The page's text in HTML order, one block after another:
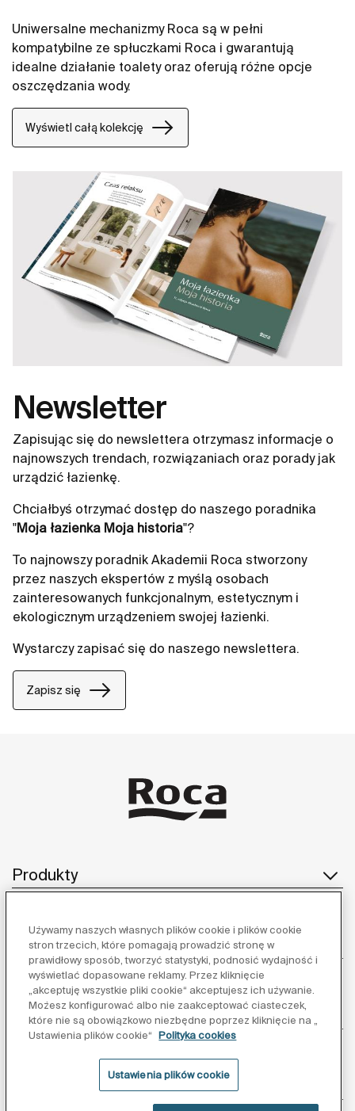
Uniwersalne mechanizmy Roca są w pełni
kompatybilne ze spłuczkami Roca i gwarantują
idealne działanie toalety oraz oferują różne opcje
oszczędzania wody.
Wyświetl całą kolekcję
Newsletter
Zapisując się do newslettera otrzymasz informacje o
najnowszych trendach, rozwiązaniach oraz porady jak
urządzić łazienkę.
Chciałbyś otrzymać dostęp do naszego poradnika
"Moja łazienka Moja historia"?
To najnowszy poradnik Akademii Roca stworzony
przez naszych ekspertów z myślą osobach
zainteresowanych funkcjonalnym, estetycznym i
ekologicznym urządzeniem swojej łazienki.
Wystarczy zapisać się do naszego newslettera.
Zapisz się
Produkty
Obsługa klienta
O nas
Używamy naszych własnych plików cookie i plików cookie
stron trzecich, które pomagają prowadzić stronę w
prawidłowy sposób, tworzyć statystyki, podnosić wydajność i
wyświetlać dopasowane reklamy. Przez kliknięcie
„akceptuję wszystkie pliki cookie“ akceptujesz ich używanie.
Możesz konfigurować albo nie zaakceptować ciasteczek,
które nie są obowiązkowo niezbędne poprzez kliknięcie na „
Ustawienia plików cookie“
Polityka cookies
Ustawienia plików cookie